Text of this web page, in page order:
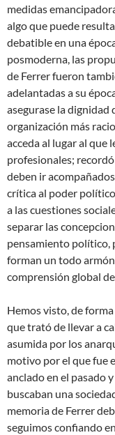
medidas
algo que puede
debatible en una
posmoderna, las
de Ferrer fueron
adelantadas a su
asegurase la
organización más
acceda al lugar al que
profesionales;
deben ir
crítica al poder
a las cuestiones
separar las
pensamiento político,
forman un todo
comprensión global
Hemos visto, de
que trató de llevar a
asumida por los
motivo por el que fue
anclado en el pasado
buscaban una
memoria de Ferrer
seguimos confiando